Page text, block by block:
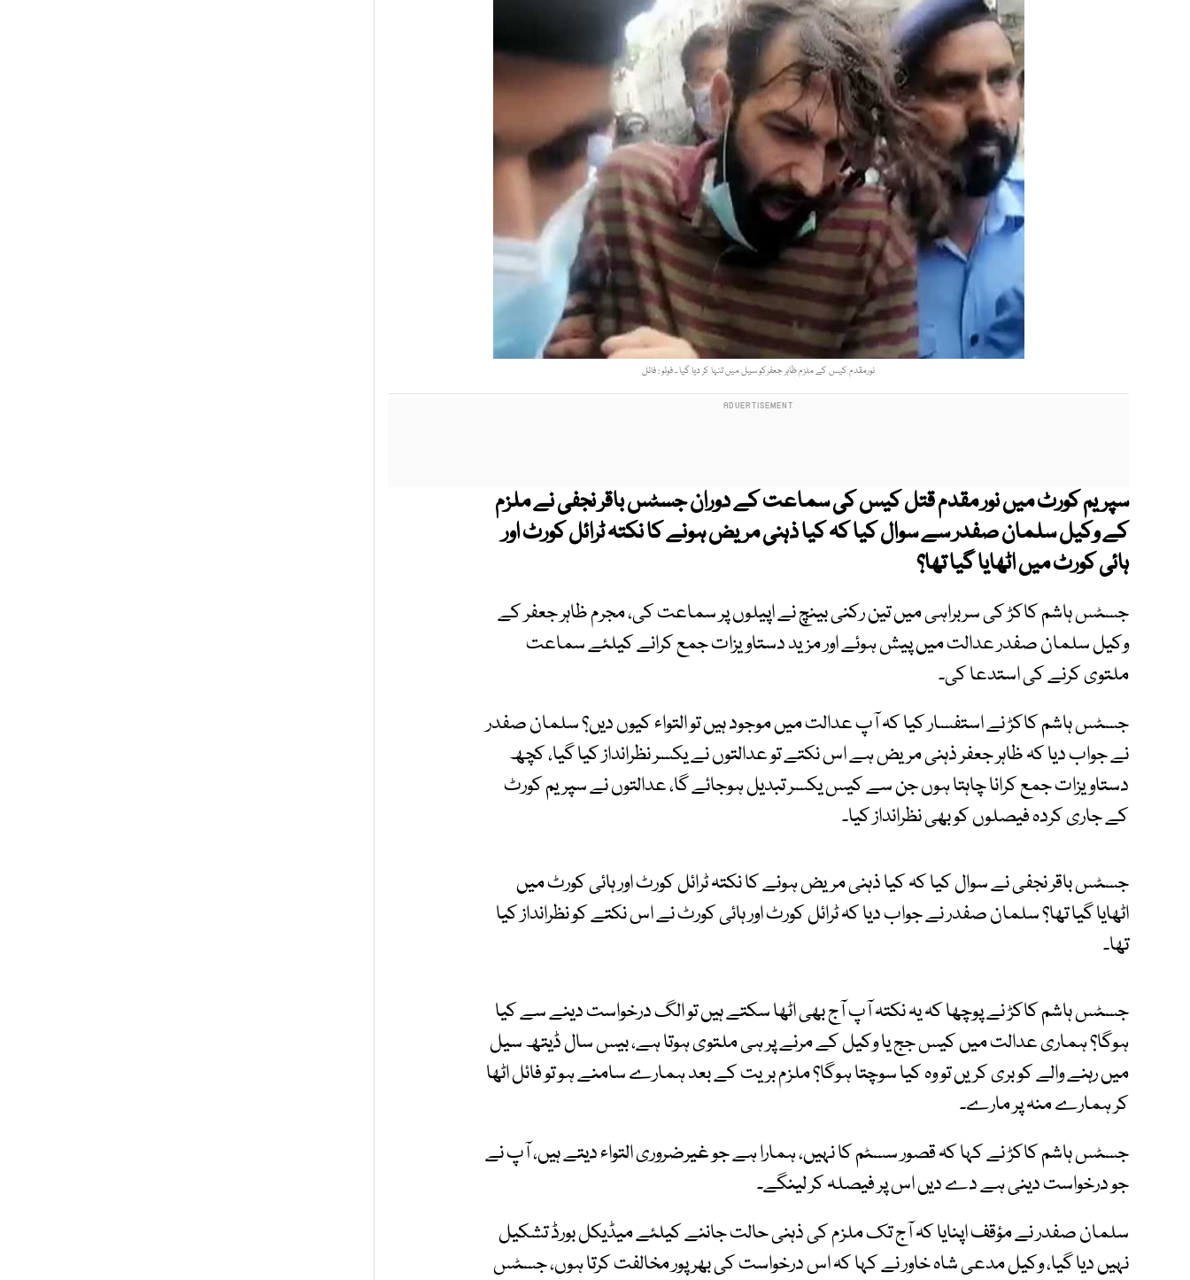
نورمقدم کیس کے ملزم ظاہر جعفرکو سیل میں تنہا کر دیا گیا ۔ فوٹو : فائل
سپریم کورٹ میں نور مقدم قتل کیس کی سماعت کے دوران جسٹس باقر نجفی نے ملزم
کے وکیل سلمان صفدر سے سوال کیا کہ کیا ذہنی مریض ہونے کا نکتہ ٹرائل کورٹ اور
ہائی کورٹ میں اٹھایا گیا تھا؟
جسٹس ہاشم کاکڑ کی سربراہی میں تین رکنی بینچ نے اپیلوں پر سماعت کی، مجرم ظاہر جعفر کے
وکیل سلمان صفدر عدالت میں پیش ہوئے اور مزید دستاویزات جمع کرانے کیلئے سماعت
ملتوی کرنے کی استدعا کی۔
جسٹس ہاشم کاکڑ نے استفسار کیا کہ آپ عدالت میں موجود ہیں تو التواء کیوں دیں؟ سلمان صفدر
نے جواب دیا کہ ظاہر جعفر ذہنی مریض ہے اس نکتے تو عدالتوں نے یکسر نظرانداز کیا گیا، کچھ
دستاویزات جمع کرانا چاہتا ہوں جن سے کیس یکسر تبدیل ہوجائے گا، عدالتوں نے سپریم کورٹ
کے جاری کردہ فیصلوں کو بھی نظرانداز کیا۔
جسٹس باقر نجفی نے سوال کیا کہ کیا ذہنی مریض ہونے کا نکتہ ٹرائل کورٹ اور ہائی کورٹ میں
اٹھایا گیا تھا؟ سلمان صفدر نے جواب دیا کہ ٹرائل کورٹ اور ہائی کورٹ نے اس نکتے کو نظرانداز کیا
تھا۔
جسٹس ہاشم کاکڑ نے پوچھا کہ یہ نکتہ آپ آج بھی اٹھا سکتے ہیں تو الگ درخواست دینے سے کیا
ہوگا؟ ہماری عدالت میں کیس جج یا وکیل کے مرنے پر ہی ملتوی ہوتا ہے، بیس سال ڈیتھ سیل
میں رہنے والے کو بری کریں تو وہ کیا سوچتا ہوگا؟ ملزم بریت کے بعد ہمارے سامنے ہو تو فائل اٹھا
کر ہمارے منہ پر مارے۔
جسٹس ہاشم کاکڑ نے کہا کہ قصور سسٹم کا نہیں، ہمارا ہے جو غیرضروری التواء دیتے ہیں، آپ نے
جو درخواست دینی ہے دے دیں اس پر فیصلہ کر لینگے۔
سلمان صفدر نے مؤقف اپنایا کہ آج تک ملزم کی ذہنی حالت جاننے کیلئے میڈیکل بورڈ تشکیل
نہیں دیا گیا، وکیل مدعی شاہ خاور نے کہا کہ اس درخواست کی بھرپور مخالفت کرتا ہوں، جسٹس